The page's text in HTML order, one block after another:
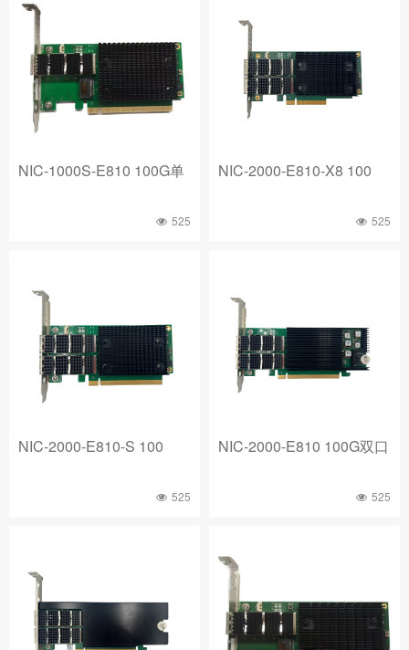
NIC-1000S-E810 100G单
525
NIC-2000-E810-X8 100
525
NIC-2000-E810-S 100
525
NIC-2000-E810 100G双口
525